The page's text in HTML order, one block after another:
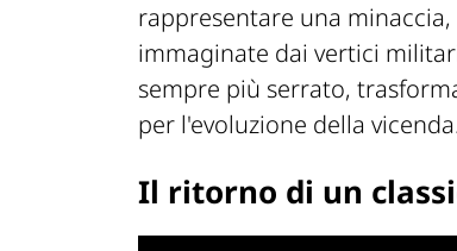
rappresentare una minaccia,
immaginate dai vertici
sempre più serrato,
per l'evoluzione della
Il ritorno di un